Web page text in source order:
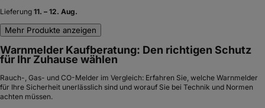
Lieferung 11. – 12. Aug.
Mehr Produkte anzeigen
Warnmelder Kaufberatung: Den richtigen Schutz
für Ihr Zuhause wählen
Rauch-, Gas- und CO-Melder im Vergleich: Erfahren Sie, welche Warnmelder
für Ihre Sicherheit unerlässlich sind und worauf Sie bei Technik und Normen
achten müssen.